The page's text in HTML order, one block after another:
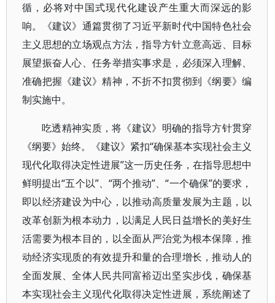
循，必将对中国式现代化建设产生重大而深远的影
响。《建议》通篇贯彻了习近平新时代中国特色社会
主义思想的立场观点方法，指导方针立意高远、目标
展望振奋人心、任务举措实事求是，必须深入理解、
准确把握《建议》精神，不折不扣贯彻到《纲要》编
制实施中。
吃透精神实质，将《建议》明确的指导方针贯穿
《纲要》始终。《建议》紧扣“确保基本实现社会主义
现代化取得决定性进展”这一历史任务，在指导思想中
鲜明提出“五个以”、“两个推动”、“一个确保”的要求，
即以经济建设为中心，以推动高质量发展为主题，以
改革创新为根本动力，以满足人民日益增长的美好生
活需要为根本目的，以全面从严治党为根本保障，推
动经济实现质的有效提升和量的合理增长，推动人的
全面发展、全体人民共同富裕迈出坚实步伐，确保基
本实现社会主义现代化取得决定性进展，系统阐述了